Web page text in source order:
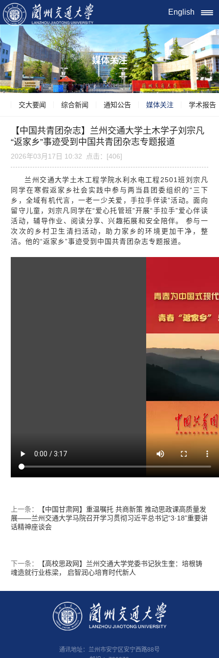
English
媒体关注
交大要闻 综合新闻 通知公告 媒体关注 学术报告
【中国共青团杂志】兰州交通大学土木学子刘宗凡
“返家乡”事迹受到中国共青团杂志专题报道
2026年03月17日 10:32 点击：[406]
兰州交通大学土木工程学院水利水电工程2501班刘宗凡
同学在寒假返家乡社会实践中参与两当县团委组织的“三下
乡，全域有机代言，一老一少关爱，手拉手伴读”活动。面向
留守儿童，刘宗凡同学在“爱心托管班”开展“手拉手”爱心伴读
活动，辅导作业、阅读分享、兴趣拓展和安全陪伴。 参与一
次次的乡村卫生清扫活动，助力家乡的环境更加干净，整
洁。他的“返家乡”事迹受到中国共青团杂志专题报道。
上一条：
【中国甘肃网】重温嘱托 共商新策 推动思政课高质量发
展——兰州交通大学马院召开学习贯彻习近平总书记“3·18”重要讲
话精神座谈会
下一条：
【高校思政网】兰州交通大学党委书记狄生奎：培根铸
魂造就行业栋梁， 启智润心培育时代新人
通讯地址：兰州市安宁区安宁西路88号